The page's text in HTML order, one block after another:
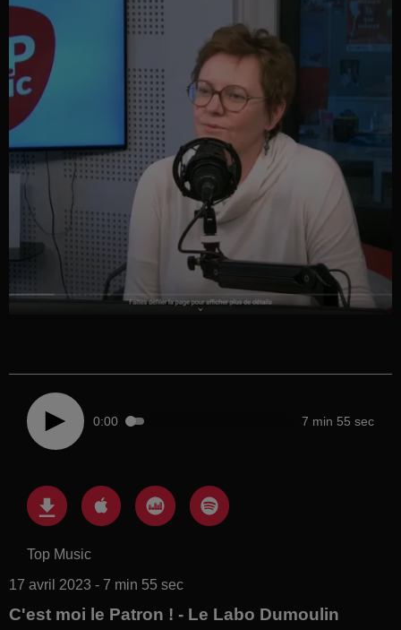
0:00 7 min 55 sec
Top Music
17 avril 2023 - 7 min 55 sec
C'est moi le Patron ! - Le Labo Dumoulin